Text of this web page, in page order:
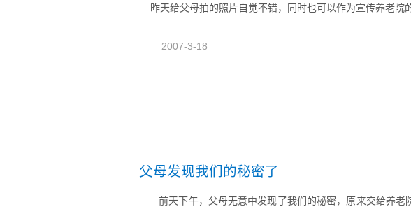
昨天给父母拍的照片自觉不错，同时也可以作为宣传养老院
2007-3-18
父母发现我们的秘密了
前天下午，父母无意中发现了我们的秘密，原来交给养